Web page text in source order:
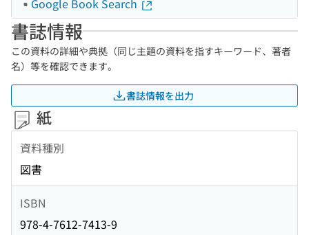
Google Book Search
書誌情報
この資料の詳細や典拠（同じ主題の資料を指すキーワード、著者
名）等を確認できます。
書誌情報を出力
紙
資料種別
図書
ISBN
978-4-7612-7413-9